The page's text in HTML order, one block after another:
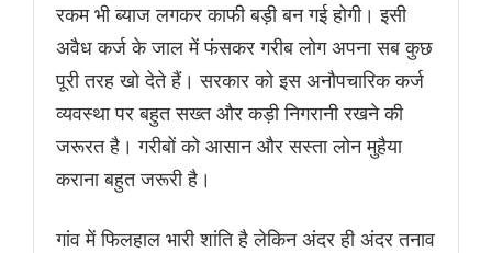
रकम भी ब्याज लगकर काफी बड़ी बन गई होगी। इसी
अवैध कर्ज के जाल में फंसकर गरीब लोग अपना सब कुछ
पूरी तरह खो देते हैं। सरकार को इस अनौपचारिक कर्ज
व्यवस्था पर बहुत सख्त और कड़ी निगरानी रखने की
जरूरत है। गरीबों को आसान और सस्ता लोन मुहैया
कराना बहुत जरूरी है।
गांव में फिलहाल भारी शांति है लेकिन अंदर ही अंदर तनाव